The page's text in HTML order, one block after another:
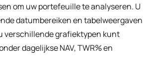
om uw portefeuille te analyseren. U
datumbereiken en tabelweergaven
verschillende grafiektypen kunt
dagelijkse NAV, TWR% en